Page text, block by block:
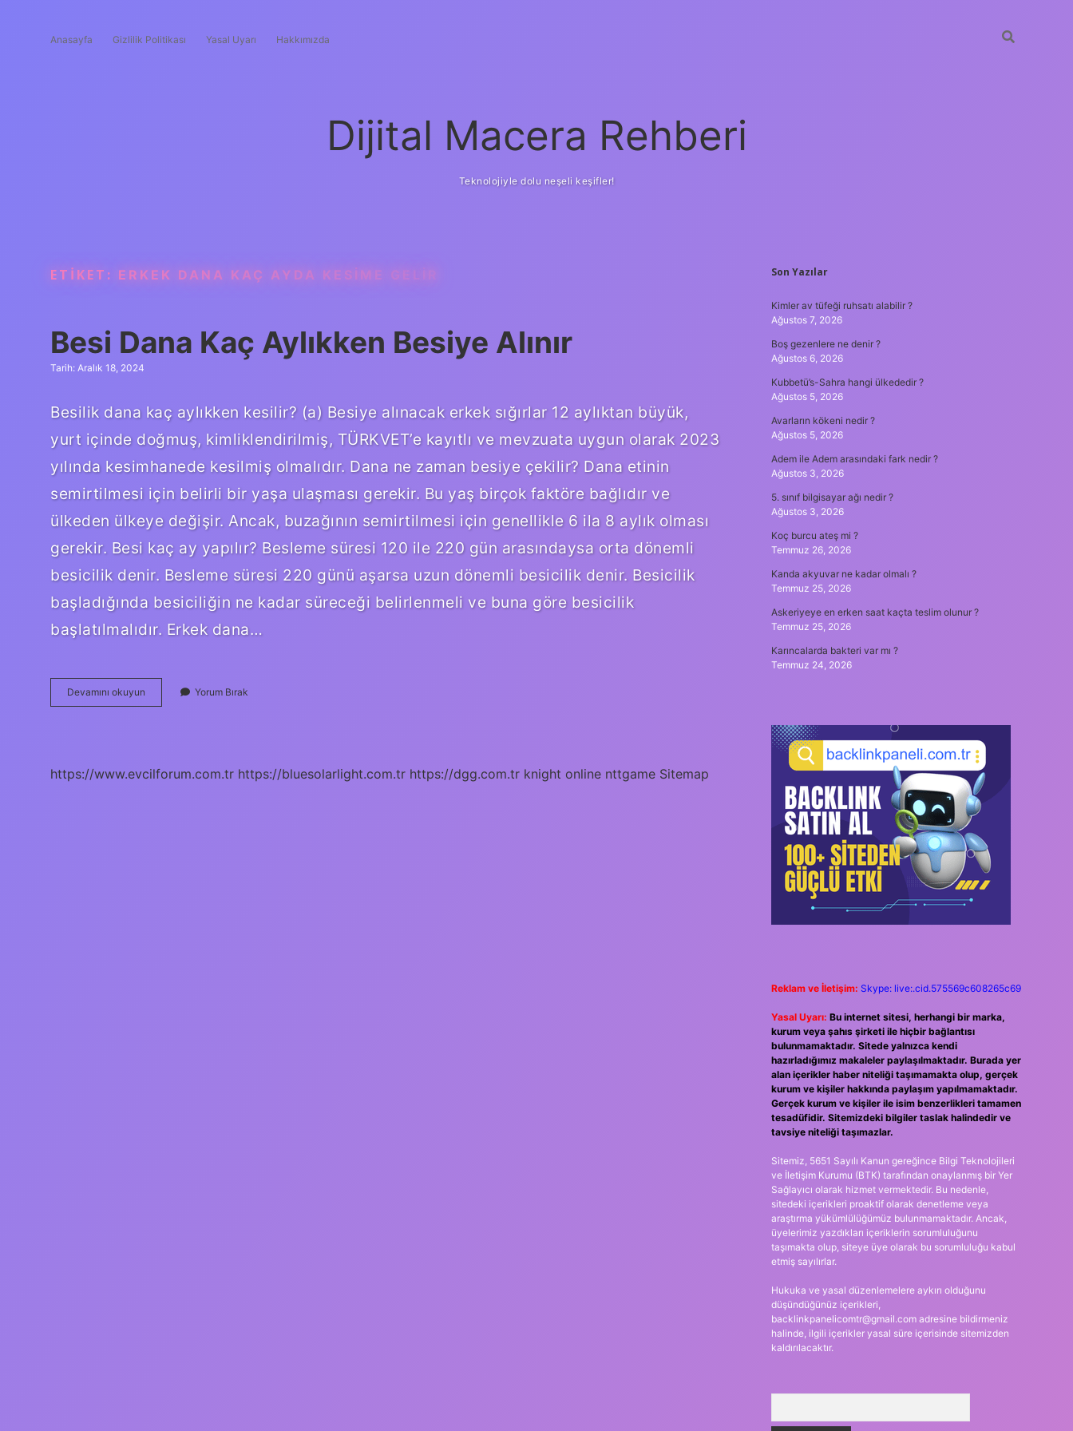
Anasayfa Gizlilik Politikası Yasal Uyarı Hakkımızda
Dijital Macera Rehberi
Teknolojiyle dolu neşeli keşifler!
ETIKET: ERKEK DANA KAÇ AYDA KESIME GELIR
Besi Dana Kaç Aylıkken Besiye Alınır
Tarih: Aralık 18, 2024
Besilik dana kaç aylıkken kesilir? (a) Besiye alınacak erkek sığırlar 12 aylıktan büyük,
yurt içinde doğmuş, kimliklendirilmiş, TÜRKVET’e kayıtlı ve mevzuata uygun olarak 2023
yılında kesimhanede kesilmiş olmalıdır. Dana ne zaman besiye çekilir? Dana etinin
semirtilmesi için belirli bir yaşa ulaşması gerekir. Bu yaş birçok faktöre bağlıdır ve
ülkeden ülkeye değişir. Ancak, buzağının semirtilmesi için genellikle 6 ila 8 aylık olması
gerekir. Besi kaç ay yapılır? Besleme süresi 120 ile 220 gün arasındaysa orta dönemli
besicilik denir. Besleme süresi 220 günü aşarsa uzun dönemli besicilik denir. Besicilik
başladığında besiciliğin ne kadar süreceği belirlenmeli ve buna göre besicilik
başlatılmalıdır. Erkek dana…
Devamını okuyun
Dana
Yorum Bırak
https://www.evcilforum.com.tr https://bluesolarlight.com.tr https://dgg.com.tr knight online nttgame Sitemap
SIDEBAR
Son Yazılar
Kimler av tüfeği ruhsatı alabilir ?
Ağustos 7, 2026
Boş gezenlere ne denir ?
Ağustos 6, 2026
Kubbetü’s-Sahra hangi ülkededir ?
Ağustos 5, 2026
Avarların kökeni nedir ?
Ağustos 5, 2026
Adem ile Adem arasındaki fark nedir ?
Ağustos 3, 2026
5. sınıf bilgisayar ağı nedir ?
Ağustos 3, 2026
Koç burcu ateş mi ?
Temmuz 26, 2026
Kanda akyuvar ne kadar olmalı ?
Temmuz 25, 2026
Askeriyeye en erken saat kaçta teslim olunur ?
Temmuz 25, 2026
Karıncalarda bakteri var mı ?
Temmuz 24, 2026
Reklam ve İletişim: Skype: live:.cid.575569c608265c69
Yasal Uyarı: Bu internet sitesi, herhangi bir marka,
kurum veya şahıs şirketi ile hiçbir bağlantısı
bulunmamaktadır. Sitede yalnızca kendi
hazırladığımız makaleler paylaşılmaktadır. Burada yer
alan içerikler haber niteliği taşımamakta olup, gerçek
kurum ve kişiler hakkında paylaşım yapılmamaktadır.
Gerçek kurum ve kişiler ile isim benzerlikleri tamamen
tesadüfidir. Sitemizdeki bilgiler taslak halindedir ve
tavsiye niteliği taşımazlar.
Sitemiz, 5651 Sayılı Kanun gereğince Bilgi Teknolojileri
ve İletişim Kurumu (BTK) tarafından onaylanmış bir Yer
Sağlayıcı olarak hizmet vermektedir. Bu nedenle,
sitedeki içerikleri proaktif olarak denetleme veya
araştırma yükümlülüğümüz bulunmamaktadır. Ancak,
üyelerimiz yazdıkları içeriklerin sorumluluğunu
taşımakta olup, siteye üye olarak bu sorumluluğu kabul
etmiş sayılırlar.
Hukuka ve yasal düzenlemelere aykırı olduğunu
düşündüğünüz içerikleri,
backlinkpanelicomtr@gmail.comadresine bildirmeniz
halinde, ilgili içerikler yasal süre içerisinde sitemizden
kaldırılacaktır.